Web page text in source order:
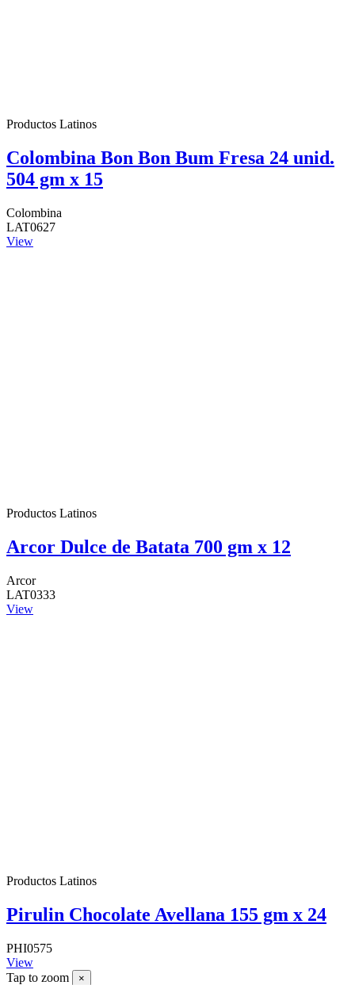
Productos Latinos
Colombina Bon Bon Bum Fresa 24 unid.
504 gm x 15
Colombina
LAT0627
View
Productos Latinos
Arcor Dulce de Batata 700 gm x 12
Arcor
LAT0333
View
Productos Latinos
Pirulin Chocolate Avellana 155 gm x 24
PHI0575
View
Tap to zoom
×